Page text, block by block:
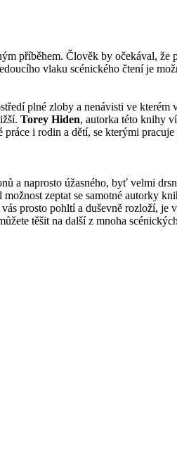
příběhem. Člověk by očekával,
vlaku scénického čtení je
plné zloby a nenávisti ve
Torey Hiden, autorka této knihy
i rodin a dětí, se kterými
a naprosto úžasného, byť velmi
zeptat se samotné autorky
prosto pohltí a duševně rozloží,
těšit na další z mnoha